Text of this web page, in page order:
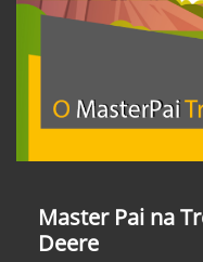
Master Pai na
Deere